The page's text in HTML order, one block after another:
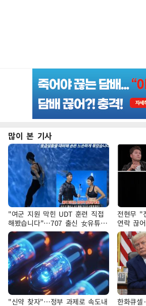
많이 본 기사
"여군 지원 막힌 UDT 훈련 직접
해봤습니다"…707 출신 女유튜버
'완벽 소화'
전현무 "
연락 끊
"신약 찾자"…정부 과제로 속도내
한화큐셀